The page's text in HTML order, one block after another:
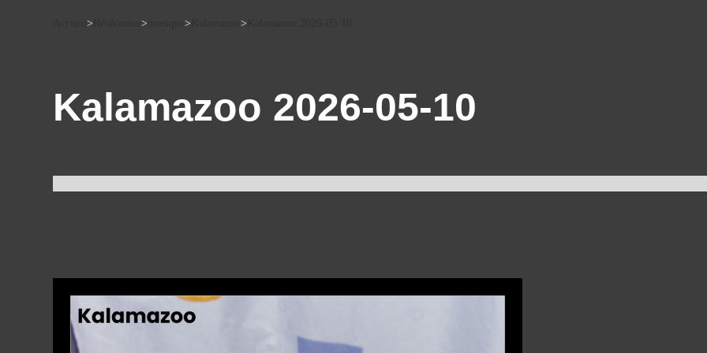
> > > >
Kalamazoo 2026-05-10